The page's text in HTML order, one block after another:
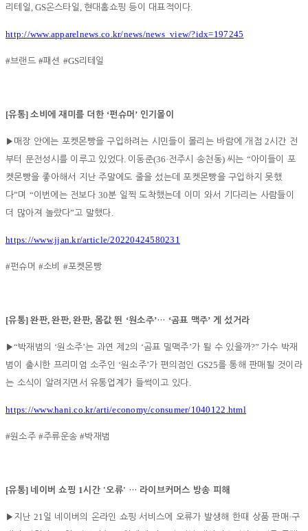
리테일 , GS온스타일 , 현대홈쇼핑 등이 대표적이다.
http://www.apparelnews.co.kr/news/news_view/?idx=197245
#브랜드#패션 #GS리테일
[유통]소비에 재미를 더한 ‘펀슈머 ’ 인기몰이
▶ 매장 안에는 포켓몬빵을 구입하려는 시민들이 몰리는 바람에 개점2시간 전
부터 문전성시를 이루고 있었다. 이동준(36·전주시 송천동) 씨는 “아이들이 포
켓몬빵을 좋아해서 지난 주말에도 줄을 섰는데 포켓몬빵을 구입하지 못했
다”며 “이번에는 전보다30분 일찍 도착했는데 이미 와서 기다리는 사람들이
더 많아져 놀랐다”고 말했다.
https://www.jjan.kr/article/20220424580231
#펀슈머#소비 #포켓몬빵
[유통]완판,완판,완판, 몸값 뛴 ‘원소주’… ‘곰표 맥주’ 게 섰거라
▶“박재범의 ‘원소주’는 과연 제 2의 ‘곰표 밀맥주’가 될 수 있을까?” 가수 박재
범이 출시한 프리미엄 소주인 ‘원소주’가 편의점인 GS25를 통해 판매될 것이라
는 소식이 알려지면서 유통업계가 들썩이고 있다.
https://www.hani.co.kr/arti/economy/consumer/1040122.html
#원소주#주류운송#박재범
[유통] 네이버 쇼핑 1시간 '오류' … 라이브커머스 방송 피해
▶ 지난 21일 네이버의 온라인 쇼핑 서비스에 오류가 발생해 한때 상품 판매 ·구